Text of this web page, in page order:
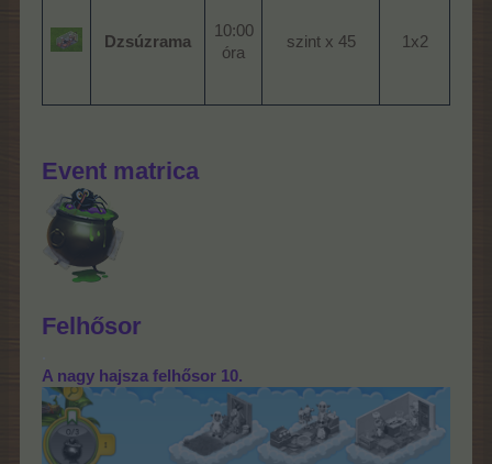
Dzsúzrama
10:00
óra​
szint x 45​ 1x2​
Event matrica
Felhősor
A nagy hajsza felhősor 10.